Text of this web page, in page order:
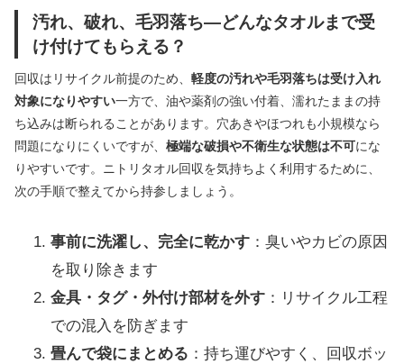
汚れ、破れ、毛羽落ち―どんなタオルまで受
け付けてもらえる？
回収はリサイクル前提のため、 軽度の汚れや毛羽落ちは受け入れ
対象になりやすい一方で、油や薬剤の強い付着、濡れたままの持
ち込みは断られることがあります。穴あきやほつれも小規模なら
問題になりにくいですが、 極端な破損や不衛生な状態は不可にな
りやすいです。ニトリタオル回収を気持ちよく利用するために、
次の手順で整えてから持参しましょう。
事前に洗濯し、完全に乾かす ：臭いやカビの原因
を取り除きます
金具・タグ・外付け部材を外す ：リサイクル工程
での混入を防ぎます
畳んで袋にまとめる ：持ち運びやすく、回収ボッ